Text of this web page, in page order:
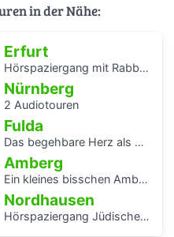
in der Nähe:
Erfurt
Hörspaziergang mit Rabbiner Alexander Nachama in Erfurt
Nürnberg
2 Audiotouren
Fulda
Das begehbare Herz als Audioguide - KAF
Amberg
Ein kleines bisschen Amberger Stadtgeschichte
Nordhausen
Hörspaziergang Jüdische Geschichte in Nordhausen